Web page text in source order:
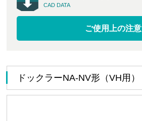
CAD DATA
ご使用上の注意
ドックラーNA-NV形（VH用）